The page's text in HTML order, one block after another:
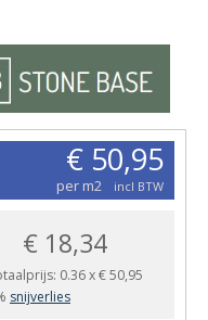
€ 50,95
per m2 incl BTW
€ 18,34
0.36x€ 50,95
snijverlies